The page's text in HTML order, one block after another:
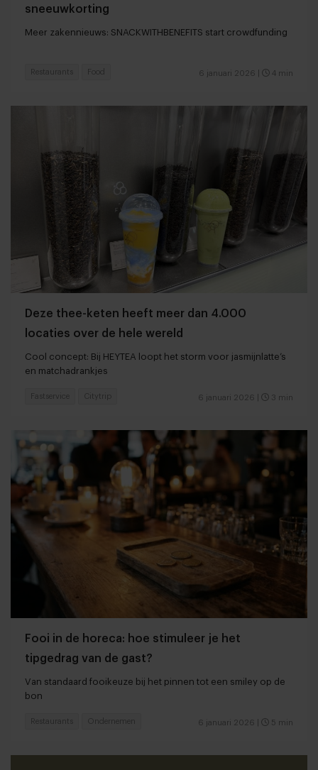
sneeuwkorting
Meer zakennieuws: SNACKWITHBENEFITS start crowdfunding
6 januari 2026 4 min
Restaurants Food
Deze thee-keten heeft meer dan 4.000
locaties over de hele wereld
Cool concept: Bij HEYTEA loopt het storm voor jasmijnlatte’s
en matchadrankjes
6 januari 2026 3 min
Fastservice Citytrip
Fooi in de horeca: hoe stimuleer je het
tipgedrag van de gast?
Van standaard fooikeuze bij het pinnen tot een smiley op de
bon
6 januari 2026 5 min
Restaurants Ondernemen